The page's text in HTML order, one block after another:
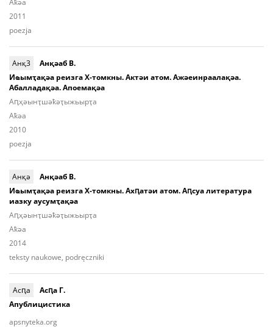
Aҟәа
2011
poezja
Анқ3
Анқәаб В.
Иҩымҭақәа реизга Х-томкны. Актәи атом. Ажәеинраалақәа.
Абалладақәа. Апоемақәа
Аԥ­ҳәынҭ­шәҟәҭы­жьыp­ҭа
Aҟәа
2010
poezja
Анқә
Анқәаб В.
Иҩымҭақәа реизга Х-томкны. Ахԥатәи атом. Аԥсуа литература
иазку аусумҭақәа
Аԥ­ҳәынҭ­шәҟәҭы­жьыp­ҭа
Aҟәа
2014
teksty naukowe, podręczniki
Асԥа
Асԥа Г.
Апублицистика
apsnyteka.org